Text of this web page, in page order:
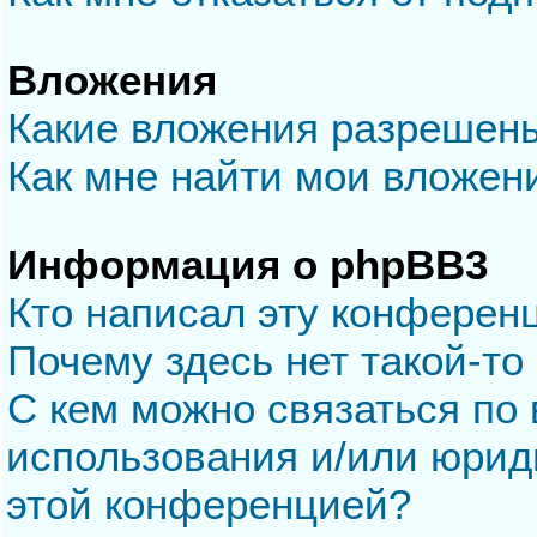
Вложения
Какие вложения
Как мне найти мои
Информация о phpBB3
Кто написал эту
Почему здесь нет такой-
С кем можно связаться по
использования и/или
этой конференцией?